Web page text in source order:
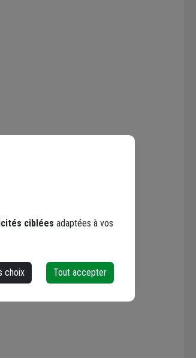
ciblées adaptées à vos
choix Tout accepter